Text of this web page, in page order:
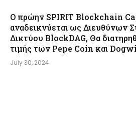
Ο πρώην SPIRIT Blockchain
αναδεικνύεται ως Διευθύνων
Δικτύου BlockDAG, Θα
τιμής των Pepe Coin και
July 30, 2024